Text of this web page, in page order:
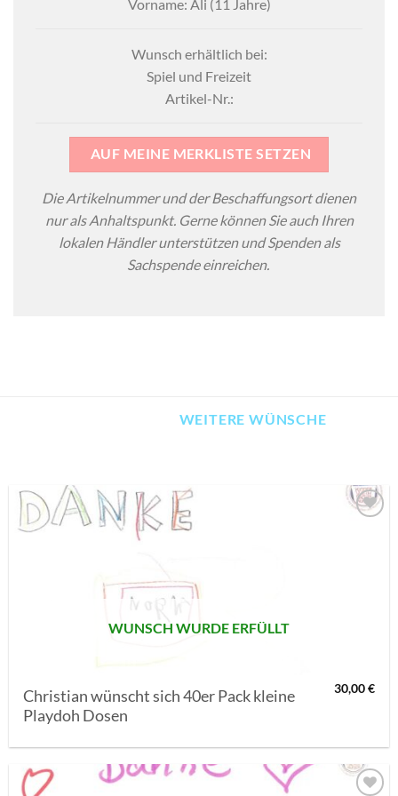
Vorname: Ali (11 Jahre)
Wunsch erhältlich bei:
Spiel und Freizeit
Artikel-Nr.:
AUF MEINE MERKLISTE SETZEN
Die Artikelnummer und der Beschaffungsort dienen
nur als Anhaltspunkt. Gerne können Sie auch Ihren
lokalen Händler unterstützen und Spenden als
Sachspende einreichen.
WEITERE WÜNSCHE
WUNSCH WURDE ERFÜLLT
Christian wünscht sich 40er Pack kleine
Playdoh Dosen
30,00€